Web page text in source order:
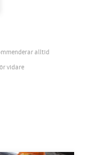
alltid
vidare